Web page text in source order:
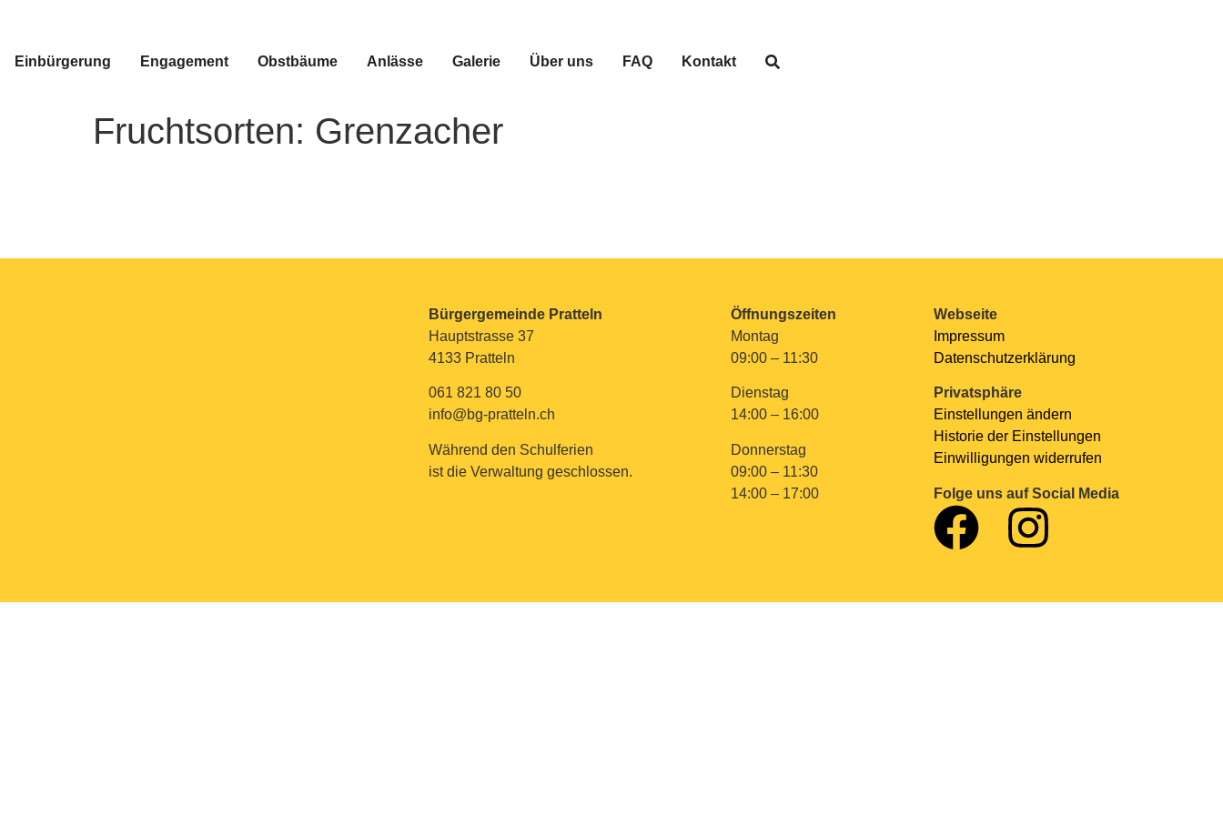
Einbürgerung Engagement Obstbäume Anlässe Galerie Über uns FAQ Kontakt
Fruchtsorten: Grenzacher
Bürgergemeinde Pratteln
Hauptstrasse 37
4133 Pratteln
061 821 80 50
info@bg-pratteln.ch
Während den Schulferien
ist die Verwaltung geschlossen.
Öffnungszeiten
Montag
09:00 – 11:30
Dienstag
14:00 – 16:00
Donnerstag
09:00 – 11:30
14:00 – 17:00
Webseite
Impressum
Datenschutzerklärung
Privatsphäre
Einstellungen ändern
Historie der Einstellungen
Einwilligungen widerrufen
Folge uns auf Social Media